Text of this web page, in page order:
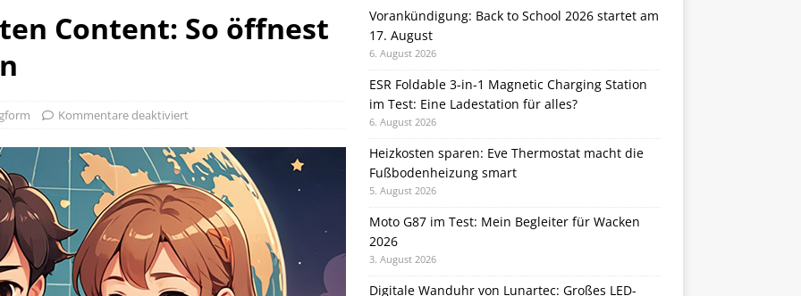
von Lunartec: Großes LED-Display trifft auf bunte
Content: So öffnest
Kommentare deaktiviert
Vorankündigung: Back to School 2026 startet am
17. August
6. August 2026
ESR Foldable 3-in-1 Magnetic Charging Station
im Test: Eine Ladestation für alles?
6. August 2026
Heizkosten sparen: Eve Thermostat macht die
Fußbodenheizung smart
5. August 2026
Moto G87 im Test: Mein Begleiter für Wacken
2026
3. August 2026
Digitale Wanduhr von Lunartec: Großes LED-